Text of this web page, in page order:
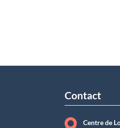
Contact
Centre de